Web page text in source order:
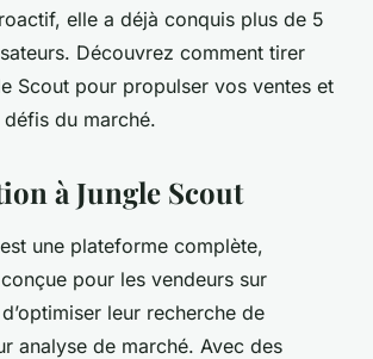
elle a déjà conquis plus de 5
Découvrez comment tirer
Scout pour propulser vos ventes et
du marché.
à Jungle Scout
une plateforme complète,
pour les vendeurs sur
leur recherche de
analyse de marché. Avec des